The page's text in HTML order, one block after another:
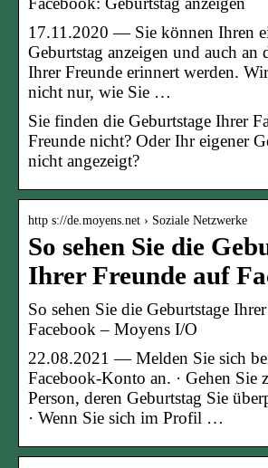
17.11.2020 — Sie können Ihren
Geburtstag anzeigen und auch an
Ihrer Freunde erinnert werden.
nicht nur, wie Sie …
Sie finden die Geburtstage Ihrer
Freunde nicht? Oder Ihr eigener
nicht angezeigt?
http s://de.moyens.net › Soziale Netzwerke
So sehen Sie die
Ihrer Freunde auf
So sehen Sie die Geburtstage
Facebook – Moyens I/O
22.08.2021 — Melden Sie sich
Facebook-Konto an. · Gehen Sie
Person, deren Geburtstag Sie
· Wenn Sie sich im Profil …